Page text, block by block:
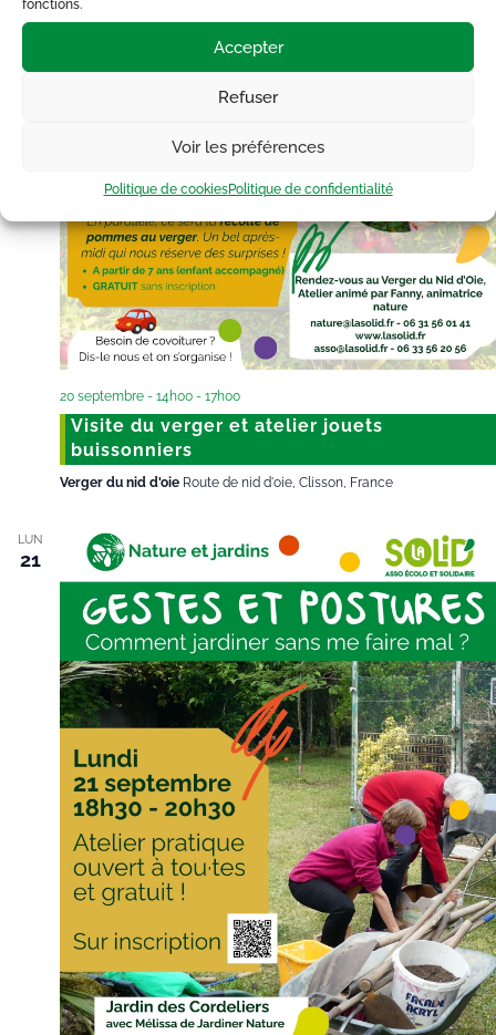
fonctions.
Accepter
Refuser
Voir les préférences
Politique de cookiesPolitique de confidentialité
20 septembre - 14h00 - 17h00
Visite du verger et atelier jouets
buissonniers
Verger du nid d'oie Route de nid d'oie, Clisson, France
LUN
21